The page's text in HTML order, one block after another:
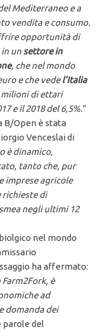
Mediterraneo e a
vendita e consumo.
opportunità di
un settore in
, che nel mondo
e che vedel’Italia
milioni di ettari
e il 2018 del 6,5%.”
B/Open è stata
Venceslai di
è dinamico,
tanto che, pur
imprese agricole
richieste di
negli ultimi 12
nel mondo
ha affermato:
è
ad
domanda dei
parole del